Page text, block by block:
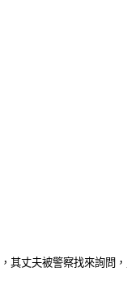
丈夫被警察找來詢問